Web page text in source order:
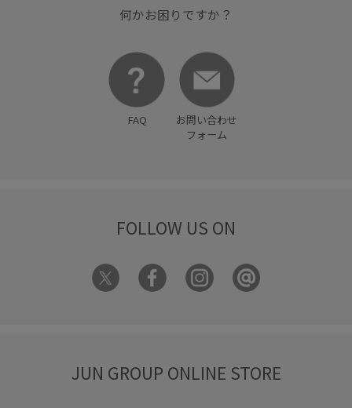
何かお困りですか？
FAQ
お問い合わせ
フォーム
FOLLOW US ON
JUN GROUP ONLINE STORE